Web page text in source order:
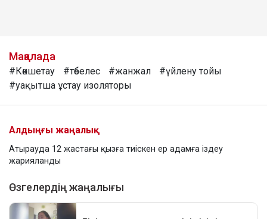
Мақалада
#Көкшетау #төбелес #жанжал
#үйлену тойы
#уақытша ұстау изоляторы
Алдыңғы жаңалық
Атырауда 12 жастағы қызға тиіскен ер адамға іздеу
жарияланды